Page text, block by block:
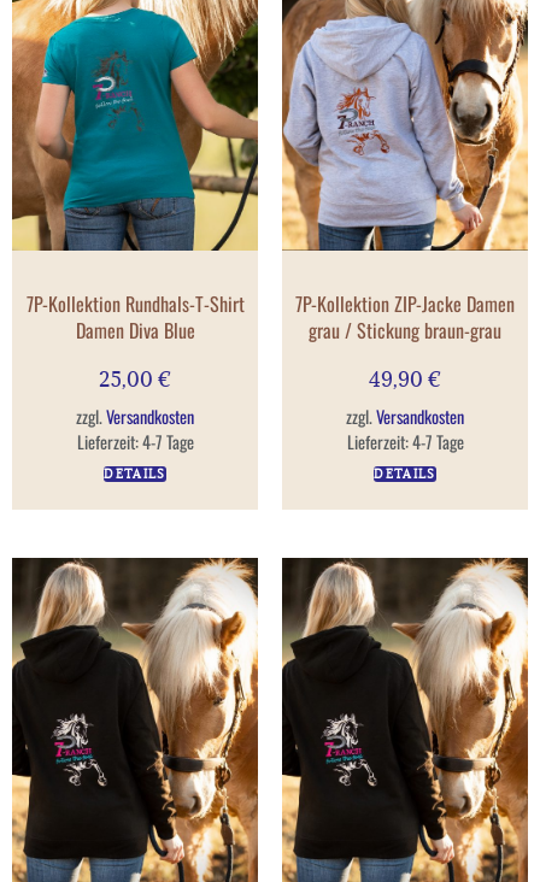
7P-Kollektion Rundhals-T-Shirt
Damen Diva Blue
25,00 €
zzgl.Versandkosten
Lieferzeit:4-7 Tage
DETAILS
7P-Kollektion ZIP-Jacke Damen
grau / Stickung braun-grau
49,90 €
zzgl.Versandkosten
Lieferzeit:4-7 Tage
DETAILS